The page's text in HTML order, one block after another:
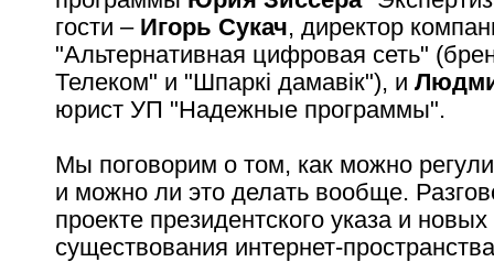
гости – Игорь Сукач, директор
"Альтернативная цифровая сеть"
Телеком" и "Шпаркі дамавік"), и
юрист УП "Надежные программы".
Мы поговорим о том, как можно
и можно ли это делать вообще.
проекте президентского указа и
существования интернет-